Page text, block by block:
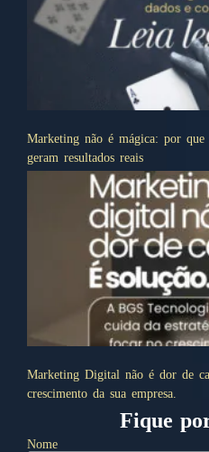
Marketing não é mágica: por que
geram resultados reais
Marketing Digital não é dor de
crescimento da sua empresa.
Fique
Nome